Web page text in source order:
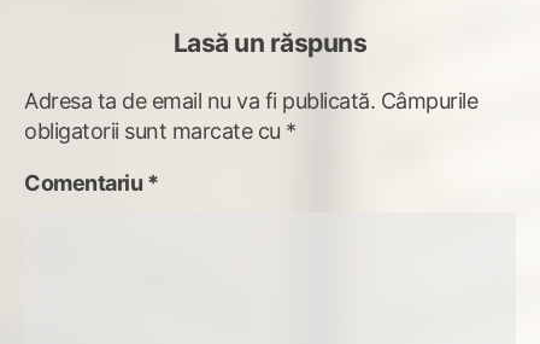
Lasă un răspuns
Adresa ta de email nu va fi publicată. Câmpurile
obligatorii sunt marcate cu *
Comentariu *